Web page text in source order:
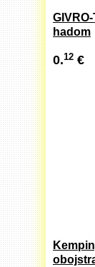
hadom
0.12 €